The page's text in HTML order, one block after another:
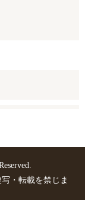
・転載を禁じま